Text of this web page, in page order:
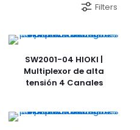
Filters
SW2001-04 HIOKI |
Multiplexor de alta
tensión 4 Canales